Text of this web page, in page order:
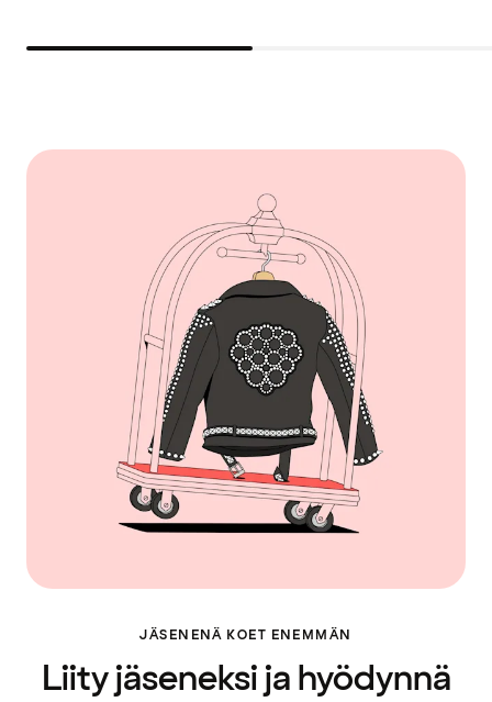
JÄSENENÄ KOET ENEMMÄN
Liity jäseneksi ja hyödynnä